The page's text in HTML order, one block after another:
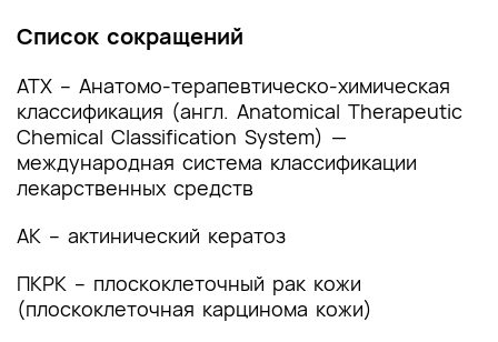
1.5 Классификация заболевания или состояния
(группы заболеваний или состояний)
1.6 Клиническая картина заболевания или
состояния (группы заболеваний или
состояний)
2. Диагностика заболевания или состояния
медицинские показания и противопоказания к
2.1 Жалобы и анамнез
Список сокращений
АТХ – Анатомо-терапевтическо-химическая
классификация (англ. Anatomical Therapeutic
Chemical Classification System) —
международная система классификации
лекарственных средств
АК – актинический кератоз
ПКРК – плоскоклеточный рак кожи
(плоскоклеточная карцинома кожи)